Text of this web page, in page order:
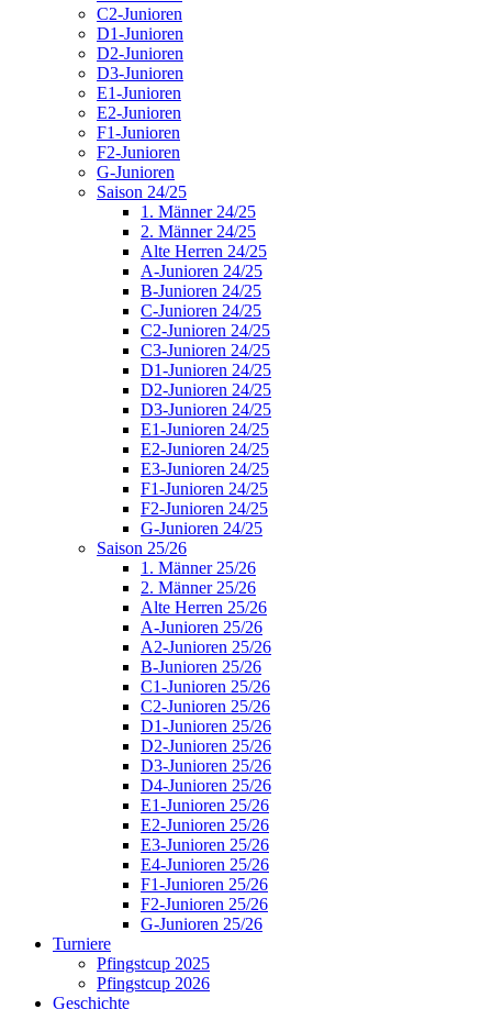
C2-Junioren
D1-Junioren
D2-Junioren
D3-Junioren
E1-Junioren
E2-Junioren
F1-Junioren
F2-Junioren
G-Junioren
Saison 24/25
1. Männer 24/25
2. Männer 24/25
Alte Herren 24/25
A-Junioren 24/25
B-Junioren 24/25
C-Junioren 24/25
C2-Junioren 24/25
C3-Junioren 24/25
D1-Junioren 24/25
D2-Junioren 24/25
D3-Junioren 24/25
E1-Junioren 24/25
E2-Junioren 24/25
E3-Junioren 24/25
F1-Junioren 24/25
F2-Junioren 24/25
G-Junioren 24/25
Saison 25/26
1. Männer 25/26
2. Männer 25/26
Alte Herren 25/26
A-Junioren 25/26
A2-Junioren 25/26
B-Junioren 25/26
C1-Junioren 25/26
C2-Junioren 25/26
D1-Junioren 25/26
D2-Junioren 25/26
D3-Junioren 25/26
D4-Junioren 25/26
E1-Junioren 25/26
E2-Junioren 25/26
E3-Junioren 25/26
E4-Junioren 25/26
F1-Junioren 25/26
F2-Junioren 25/26
G-Junioren 25/26
Turniere
Pfingstcup 2025
Pfingstcup 2026
Geschichte